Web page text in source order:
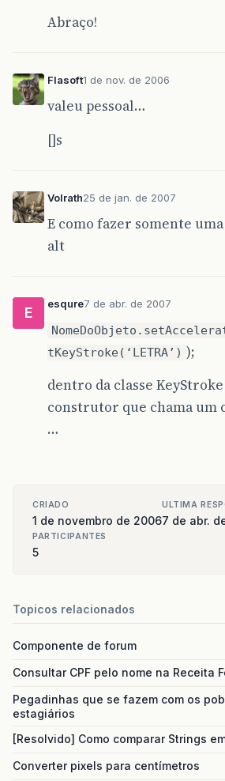
Abraço!
Flasoft1 de nov. de 2006
valeu pessoal…
[]s
Volrath25 de jan. de 2007
E como fazer somente
alt
E
esqure7 de abr. de 2007
tKeyStroke(‘LETRA’) );
dentro da classe
construtor que chama um
…
CRIADO
1 de novembro de 2006
ULTIMA
7 de abr.
PARTICIPANTES
5
Topicos relacionados
Componente de forum
Consultar CPF pelo nome na Receita
Pegadinhas que se fazem com os
estagiários
[Resolvido] Como comparar Strings
Converter pixels para centímetros